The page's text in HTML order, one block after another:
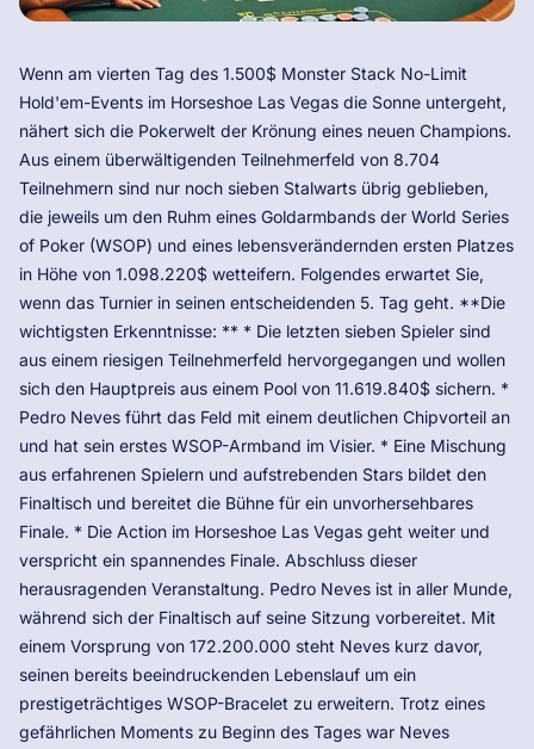
Wenn am vierten Tag des 1.500$ Monster Stack No-Limit
Hold'em-Events im Horseshoe Las Vegas die Sonne untergeht,
nähert sich die Pokerwelt der Krönung eines neuen Champions.
Aus einem überwältigenden Teilnehmerfeld von 8.704
Teilnehmern sind nur noch sieben Stalwarts übrig geblieben,
die jeweils um den Ruhm eines Goldarmbands der World Series
of Poker (WSOP) und eines lebensverändernden ersten Platzes
in Höhe von 1.098.220$ wetteifern. Folgendes erwartet Sie,
wenn das Turnier in seinen entscheidenden 5. Tag geht. **Die
wichtigsten Erkenntnisse: ** * Die letzten sieben Spieler sind
aus einem riesigen Teilnehmerfeld hervorgegangen und wollen
sich den Hauptpreis aus einem Pool von 11.619.840$ sichern. *
Pedro Neves führt das Feld mit einem deutlichen Chipvorteil an
und hat sein erstes WSOP-Armband im Visier. * Eine Mischung
aus erfahrenen Spielern und aufstrebenden Stars bildet den
Finaltisch und bereitet die Bühne für ein unvorhersehbares
Finale. * Die Action im Horseshoe Las Vegas geht weiter und
verspricht ein spannendes Finale. Abschluss dieser
herausragenden Veranstaltung. Pedro Neves ist in aller Munde,
während sich der Finaltisch auf seine Sitzung vorbereitet. Mit
einem Vorsprung von 172.200.000 steht Neves kurz davor,
seinen bereits beeindruckenden Lebenslauf um ein
prestigeträchtiges WSOP-Bracelet zu erweitern. Trotz eines
gefährlichen Moments zu Beginn des Tages war Neves